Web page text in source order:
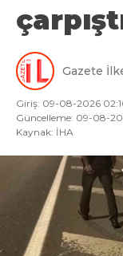
Gazete
Giriş: 09-08-2026
Güncelleme: 09-08-
Kaynak: İHA